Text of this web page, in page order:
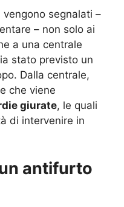
vengono segnalati –
– non solo ai
a una centrale
stato previsto un
Dalla centrale,
che viene
giurate, le quali
di intervenire in
antifurto